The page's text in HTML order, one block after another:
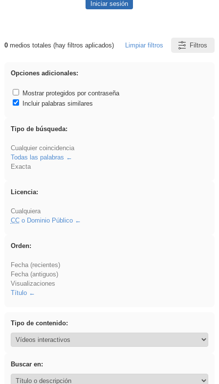
Iniciar sesión
Resultados de: fruto
0medios totales (hay filtros aplicados) Limpiar filtros Filtros
Opciones adicionales:
Mostrar protegidos por contraseña
Incluir palabras similares
Tipo de búsqueda:
Cualquier coincidencia
Todas las palabras
Exacta
Licencia:
Cualquiera
CCo Dominio Público
Orden:
Fecha (recientes)
Fecha (antiguos)
Visualizaciones
Título
Tipo de contenido:
Buscar en: